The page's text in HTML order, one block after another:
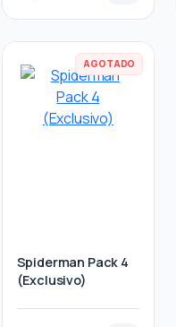
AGOTADO
Spiderman Pack 4
(Exclusivo)